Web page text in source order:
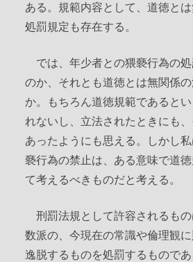
ある。規範内容として、道徳とは
処罰規定も存在する。
では、年少者との猥褻行為の
のか、それとも道徳とは無関係
か。もちろん道徳規範であると
れないし、立法されたときにも
あったようにも思える。しかし
褻行為の禁止は、ある意味で道
て考えるべきものだと考える。
刑罰法規として許容されるも
数派の、今現在の常識や倫理観
逸脱するものを処罰するもので